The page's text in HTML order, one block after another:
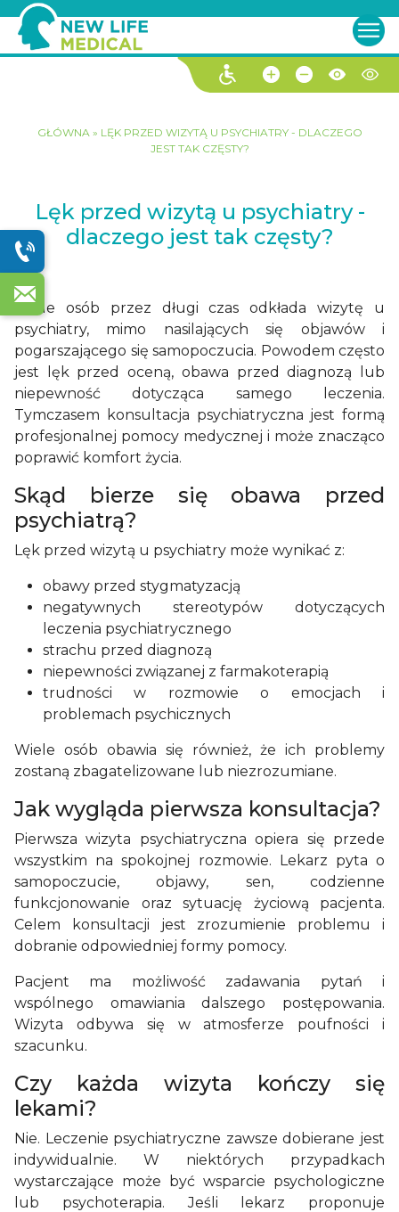
GŁÓWNA » LĘK PRZED WIZYTĄ U PSYCHIATRY - DLACZEGO
JEST TAK CZĘSTY?
Lęk przed wizytą u psychiatry -
dlaczego jest tak częsty?
Wiele osób przez długi czas odkłada wizytę u
psychiatry, mimo nasilających się objawów i
pogarszającego się samopoczucia. Powodem często
jest lęk przed oceną, obawa przed diagnozą lub
niepewność dotycząca samego leczenia.
Tymczasem konsultacja psychiatryczna jest formą
profesjonalnej pomocy medycznej i może znacząco
poprawić komfort życia.
Skąd bierze się obawa przed
psychiatrą?
Lęk przed wizytą u psychiatry może wynikać z:
obawy przed stygmatyzacją
negatywnych stereotypów dotyczących
leczenia psychiatrycznego
strachu przed diagnozą
niepewności związanej z farmakoterapią
trudności w rozmowie o emocjach i
problemach psychicznych
Wiele osób obawia się również, że ich problemy
zostaną zbagatelizowane lub niezrozumiane.
Jak wygląda pierwsza konsultacja?
Pierwsza wizyta psychiatryczna opiera się przede
wszystkim na spokojnej rozmowie. Lekarz pyta o
samopoczucie, objawy, sen, codzienne
funkcjonowanie oraz sytuację życiową pacjenta.
Celem konsultacji jest zrozumienie problemu i
dobranie odpowiedniej formy pomocy.
Pacjent ma możliwość zadawania pytań i
wspólnego omawiania dalszego postępowania.
Wizyta odbywa się w atmosferze poufności i
szacunku.
Czy każda wizyta kończy się
lekami?
Nie. Leczenie psychiatryczne zawsze dobierane jest
indywidualnie. W niektórych przypadkach
wystarczające może być wsparcie psychologiczne
lub psychoterapia. Jeśli lekarz proponuje